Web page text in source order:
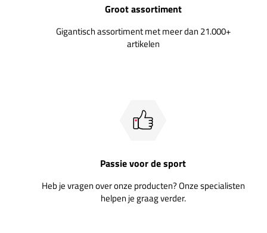
Groot assortiment
Gigantisch assortiment met meer dan 21.000+
artikelen
Passie voor de sport
Heb je vragen over onze producten? Onze specialisten
helpen je graag verder.